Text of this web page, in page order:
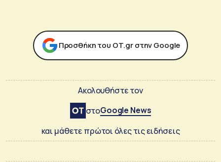
Προσθήκη του ΟΤ.gr στην Google
Ακολουθήστε τον
στοGoogle News
και μάθετε πρώτοι όλες τις ειδήσεις